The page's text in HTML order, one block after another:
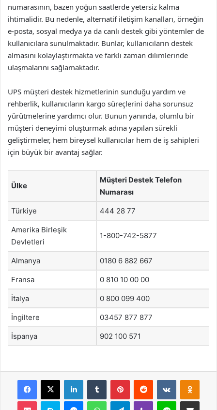
numarasının, bazen yoğun saatlerde yetersiz kalma
ihtimalidir. Bu nedenle, alternatif iletişim kanalları, örneğin
e-posta, sosyal medya ya da canlı destek gibi yöntemler de
kullanıcılara sunulmaktadır. Bunlar, kullanıcıların destek
almasını kolaylaştırmakta ve farklı zaman dilimlerinde
ulaşmalarını sağlamaktadır.
UPS müşteri destek hizmetlerinin sunduğu yardım ve
rehberlik, kullanıcıların kargo süreçlerini daha sorunsuz
yürütmelerine yardımcı olur. Bunun yanında, olumlu bir
müşteri deneyimi oluşturmak adına yapılan sürekli
geliştirmeler, hem bireysel kullanıcılar hem de iş sahipleri
için büyük bir avantaj sağlar.
Ülke
Müşteri Destek Telefon
Numarası
Türkiye 444 28 77
Amerika Birleşik
Devletleri
1-800-742-5877
Almanya 0180 6 882 667
Fransa 0 810 10 00 00
İtalya 0 800 099 400
İngiltere 03457 877 877
İspanya 902 100 571
Facebook
X LinkedInTumblr PinterestReddit VKontakte
Pocket Skype MessengerWhatsAppTelegramViber Line E-Posta ile